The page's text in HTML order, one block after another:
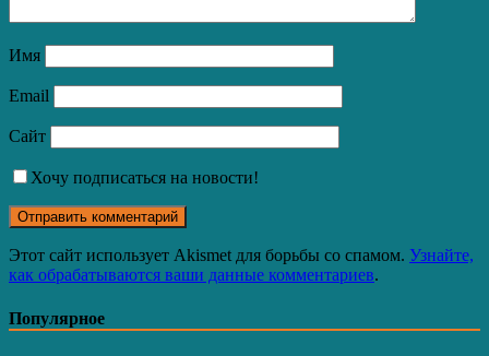
Имя
Email
Сайт
Хочу подписаться на новости!
Этот сайт использует Akismet для борьбы со спамом. Узнайте,
как обрабатываются ваши данные комментариев.
Популярное